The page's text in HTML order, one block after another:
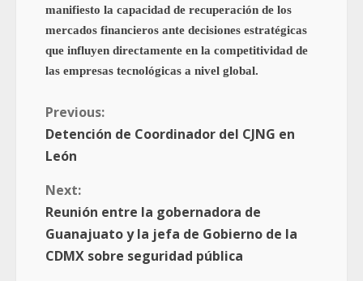
manifiesto la capacidad de recuperación de los
mercados financieros ante decisiones estratégicas
que influyen directamente en la competitividad de
las empresas tecnológicas a nivel global.
Previous:
Detención de Coordinador del CJNG en
León
Next:
Reunión entre la gobernadora de
Guanajuato y la jefa de Gobierno de la
CDMX sobre seguridad pública